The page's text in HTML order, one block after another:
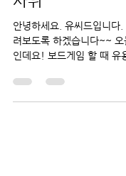
유씨드 3D프린
사위
안녕하세요. 유씨드입니다.
인데요! 보드게임 할 때 유
은 주사위를 잃어버렸을 때